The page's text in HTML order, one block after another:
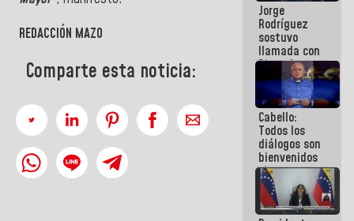
REDACCIÓN MAZO
Comparte esta noticia:
públicos
Jorge
Rodríguez
sostuvo
llamada con
Dinorah
Figuera y
acuerdan
primer
encuentro
presencial
para el
diálogo
Cabello:
Todos los
diálogos son
bienvenidos
siempre que
estén en el
marco de la
Constitución